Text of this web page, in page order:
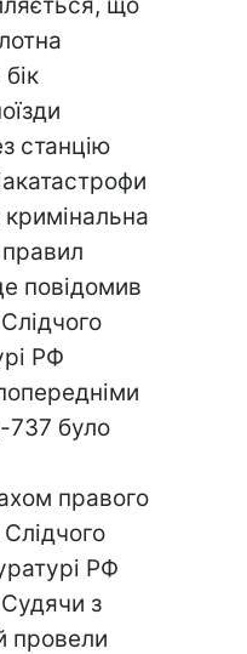
станцію
кримінальна
повідомив
РФ
737 було
правого
РФ
з
провели